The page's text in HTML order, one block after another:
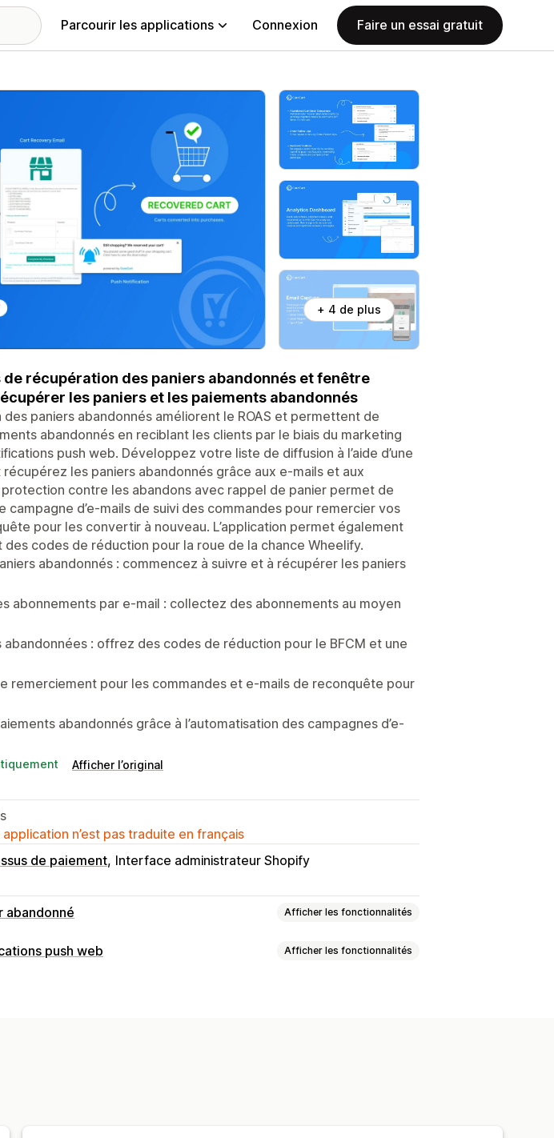
Parcourir les applications Connexion Faire un essai gratuit
+ 4 de plus
récupération des paniers abandonnés et fenêtre
les paniers et les paiements abandonnés
paniers abandonnés améliorent le ROAS et permettent de
abandonnés en reciblant les clients par le biais du marketing
push web. Développez votre liste de diffusion à l’aide d’une
les paniers abandonnés grâce aux e-mails et aux
protection contre les abandons avec rappel de panier permet de
campagne d’e-mails de suivi des commandes pour remercier vos
pour les convertir à nouveau. L’application permet également
des codes de réduction pour la roue de la chance Wheelify.
abandonnés : commencez à suivre et à récupérer les paniers
abonnements par e-mail : collectez des abonnements au moyen
: offrez des codes de réduction pour le BFCM et une
remerciement pour les commandes et e-mails de reconquête pour
abandonnés grâce à l’automatisation des campagnes d’e-
Afficher l’original
n’est pas traduite en français
de paiement Interface administrateur Shopify
abandonné Afficher les fonctionnalités
de panier
push web Afficher les fonctionnalités